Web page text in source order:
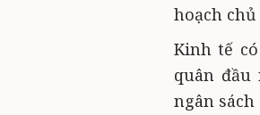
hoạch
Kinh tế
quân
ngân